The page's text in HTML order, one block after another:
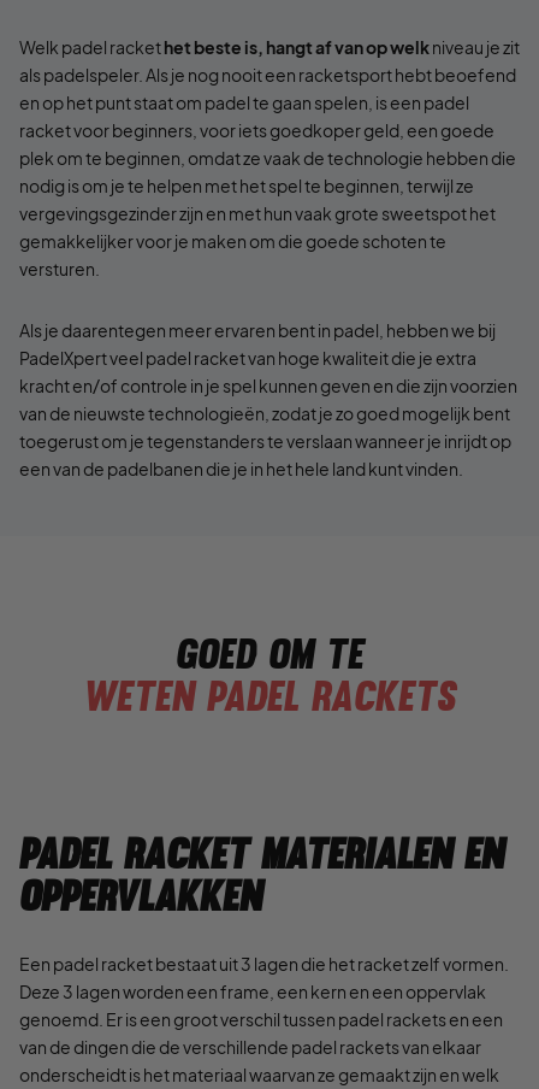
Welk padel rackethet beste is, hangt af van op welkniveau je zit
als padelspeler. Als je nog nooit een racketsport hebt beoefend
en op het punt staat om padel te gaan spelen, is een padel
racket voor beginners, voor iets goedkoper geld, een goede
plek om te beginnen, omdat ze vaak de technologie hebben die
nodig is om je te helpen met het spel te beginnen, terwijl ze
vergevingsgezinder zijn en met hun vaak grote sweetspot het
gemakkelijker voor je maken om die goede schoten te
versturen.
Als je daarentegen meer ervaren bent in padel, hebben we bij
PadelXpert veel padel racket van hoge kwaliteit die je extra
kracht en/of controle in je spel kunnen geven en die zijn voorzien
van de nieuwste technologieën, zodat je zo goed mogelijk bent
toegerust om je tegenstanders te verslaan wanneer je inrijdt op
een van de padelbanen die je in het hele land kunt vinden.
Goed om te
weten padel rackets
Padel racket materialen en
oppervlakken
Een padel racket bestaat uit 3 lagen die het racket zelf vormen.
Deze 3 lagen worden een frame, een kern en een oppervlak
genoemd. Er is een groot verschil tussen padel rackets en een
van de dingen die de verschillende padel rackets van elkaar
onderscheidt is het materiaal waarvan ze gemaakt zijn en welk